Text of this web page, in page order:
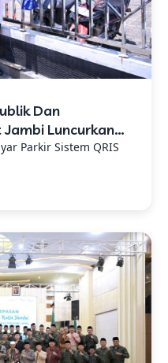
Dan
Luncurkan
Parkir Sistem QRIS